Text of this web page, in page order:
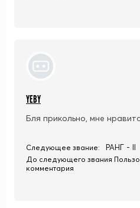
YEBY
Бля прикольно, мне
Следующее звание: РАНГ - II
До следующего звания
комментария